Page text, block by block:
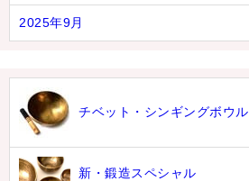
2025年9月
チベット・シンギングボウル
新・鍛造スペシャル